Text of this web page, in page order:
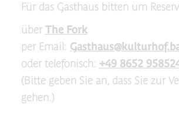
Für das Gasthaus bitten um
über The Fork
per Email:
oder telefonisch: +49 8652
(Bitte geben Sie an, dass Sie zur
gehen.)